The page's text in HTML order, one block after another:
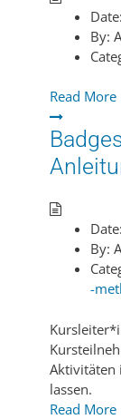
Date:
By:
Read More
Date:
By:
-
Aktivitäten
lassen.
Read More